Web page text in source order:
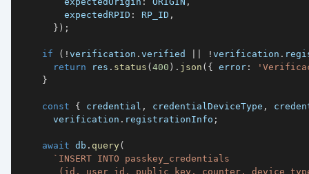
        expectedRPID
: RP_ID ,
} ) ;
if ( ! verification . verified ! verification .
return res . status (400 ) . json ( { error :
}
const { credential , credentialDeviceType ,
      verification
. registrationInfo ;
await db . query(
`